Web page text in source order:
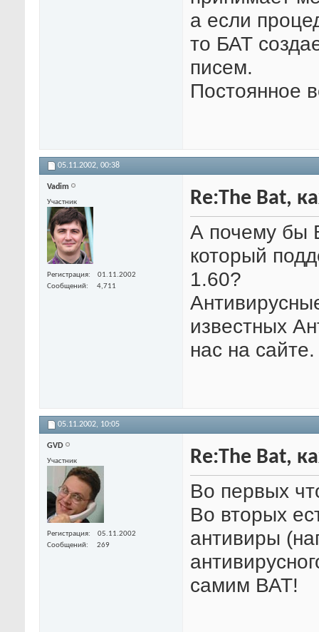
а если
то БАТ
писем.
Постоянное
05.11.2002, 00:38
Vadim
Участник
Регистрация
01.11.2002
Сообщений
4,711
Re:The Bat,
А почему бы
который
1.60?
известных
нас на сайте.
05.11.2002, 10:05
GVD
Участник
Регистрация
05.11.2002
Сообщений
269
Re:The Bat,
Во первых
Во вторых
антивиры
самим ВАТ!